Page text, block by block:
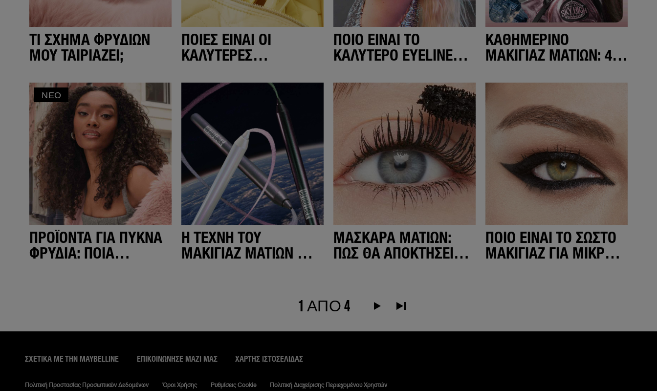
ΤΙ ΣΧΉΜΑ ΦΡΥΔΙΏΝ
ΜΟΥ ΤΑΙΡΙΆΖΕΙ;
ΠΟΙΕΣ ΕΊΝΑΙ ΟΙ
ΚΑΛΎΤΕΡΕΣ
ΠΟΙΟ ΕΊΝΑΙ ΤΟ
ΚΑΛΎΤΕΡΟ EYELINER
ΤΊΠΟΤΑ;
ΚΑΘΗΜΕΡΙΝΌ
ΜΑΚΙΓΙΆΖ ΜΑΤΙΏΝ: 4
ΘΑ ΛΑΤΡΈΨΕΙΣ!
ΠΡΟΪΌΝΤΑ ΓΙΑ ΠΥΚΝΆ
ΦΡΎΔΙΑ: ΠΟΙΆ
ΝΈΟ
Η ΤΈΧΝΗ ΤΟΥ
ΜΑΚΙΓΙΆΖ ΜΑΤΙΏΝ ΜΕ
ΜΆΣΚΑΡΑ ΜΑΤΙΏΝ:
ΠΏΣ ΘΑ ΑΠΟΚΤΉΣΕΙΣ
ΠΟΙΟ ΕΊΝΑΙ ΤΟ ΣΩΣΤΌ
ΜΑΚΙΓΙΆΖ ΓΙΑ ΜΙΚΡΆ
1 ΑΠΟ 4
Next Page alt text
Τελευταία σελίδα εναλ. κείμενο
ΣΧΕΤΙΚΑ ΜΕ ΤΗΝ MAYBELLINE ΕΠΙΚΟΙΝΏΝΗΣΕ ΜΑΖΊ ΜΑΣ ΧΆΡΤΗΣ ΙΣΤΟΣΕΛΊΔΑΣ
Πολιτική Προστασίας Προσωπικών Δεδομένων Όροι Χρήσης Ρυθμίσεις Cookie Πολιτική Διαχείρισης Περιεχομένου Χρηστών